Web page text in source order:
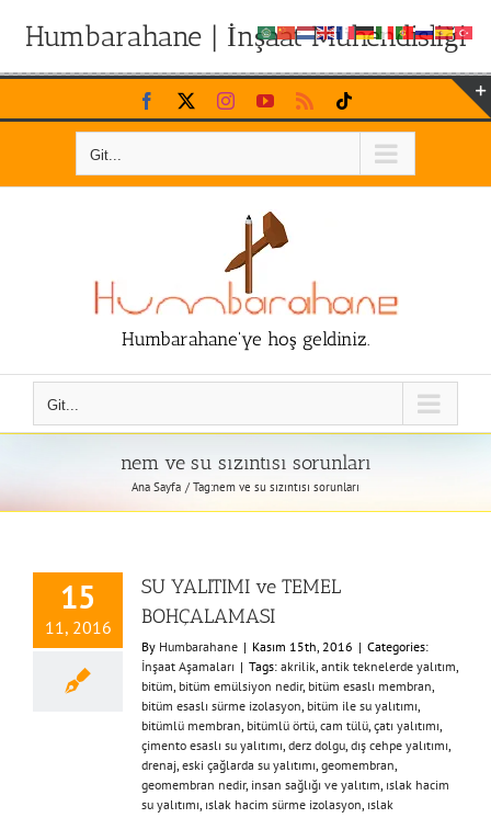
Humbarahane | İnşaat Mühendisliği
Skip
to
Facebook InstagramYouTubeRss
Git...
Humbarahane'ye hoş geldiniz.
Git...
nem ve su sızıntısı sorunları
Ana Sayfa Tag:nem ve su sızıntısı sorunları
15
11, 2016
SU YALITIMI ve TEMEL
BOHÇALAMASI
By Humbarahane | Kasım 15th, 2016 | Categories:
İnşaat Aşamaları | Tags: akrilik, antik teknelerde yalıtım,
bitüm, bitüm emülsiyon nedir, bitüm esaslı membran,
bitüm esaslı sürme izolasyon, bitüm ile su yalıtımı,
bitümlü membran, bitümlü örtü, cam tülü, çatı yalıtımı,
çimento esaslı su yalıtımı, derz dolgu, dış cehpe yalıtımı,
drenaj, eski çağlarda su yalıtımı, geomembran,
geomembran nedir, insan sağlığı ve yalıtım, ıslak hacim
su yalıtımı, ıslak hacim sürme izolasyon, ıslak